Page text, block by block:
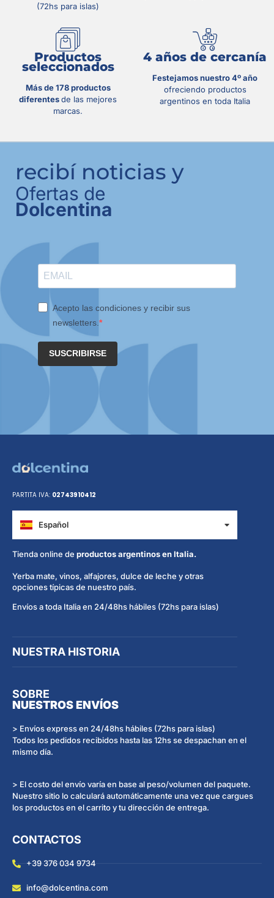
(72hs para islas)
Productos
seleccionados
Más de 178 productos
diferentesde las mejores
marcas.
4 años de cercanía
Festejamos nuestro 4º año
ofreciendo productos
argentinos en toda Italia
recibí noticias y
Ofertas de
Dolcentina
Acepto las condiciones y recibir sus
newsletters.
SUSCRIBIRSE
PARTITA IVA: 02743910412
Español
Italiano
Tienda online de productos argentinos en Italia.
Yerba mate, vinos, alfajores, dulce de leche y otras
opciones típicas de nuestro país.
Envíos a toda Italia en 24/48hs hábiles (72hs para islas)
NUESTRA HISTORIA
SOBRE
NUESTROS ENVÍOS
> Envíos express en 24/48hs hábiles (72hs para islas)
Todos los pedidos recibidos hasta las 12hs se despachan en el
mismo día.
> El costo del envío varía en base al peso/volumen del paquete.
Nuestro sitio lo calculará automáticamente una vez que cargues
los productos en el carrito y tu dirección de entrega.
CONTACTOS
+39 376 034 9734
info@dolcentina.com